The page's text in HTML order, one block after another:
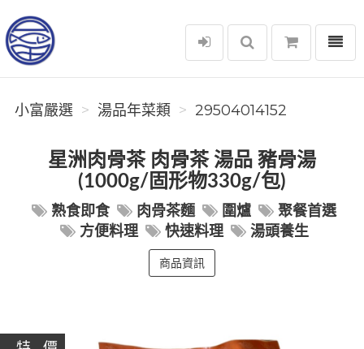
小富嚴選
選單
小富嚴選 湯品年菜類 29504014152
星洲肉骨茶 肉骨茶 湯品 豬骨湯
(1000g/固形物330g/包)
熟食即食 肉骨茶麵 圍爐
聚餐首選
方便料理
快速料理 湯頭養生
商品資訊